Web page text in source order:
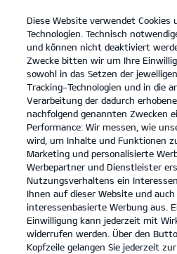
open
menu
DATENSCHUTZ
DATENSCHUTZ
Inhaltsverzeichnis
Allgemeine Hinweise
1. Anwendungsbereich -
Datenschutzbeauftragter
Diese Website verwendet Cookies
Technologien. Technisch
und können nicht deaktiviert
Zwecke bitten wir um Ihre
sowohl in das Setzen der
Tracking-Technologien und in die
Verarbeitung der dadurch
nachfolgend genannten Zwecken
Performance: Wir messen, wie
wird, um Inhalte und Funktionen
Marketing und personalisierte
Werbepartner und Dienstleister
Nutzungsverhaltens ein
Ihnen auf dieser Website und
interessenbasierte Werbung aus.
Einwilligung kann jederzeit mit
widerrufen werden. Über den
Kopfzeile gelangen Sie jederzeit